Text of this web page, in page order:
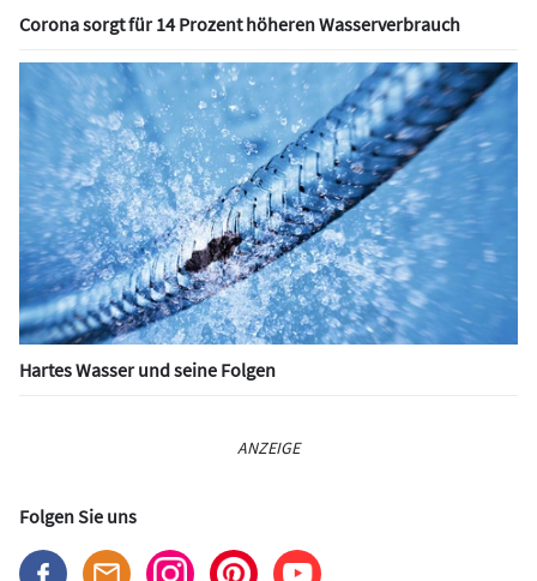
Corona sorgt für 14 Prozent höheren Wasserverbrauch
Hartes Wasser und seine Folgen
ANZEIGE
Folgen Sie uns